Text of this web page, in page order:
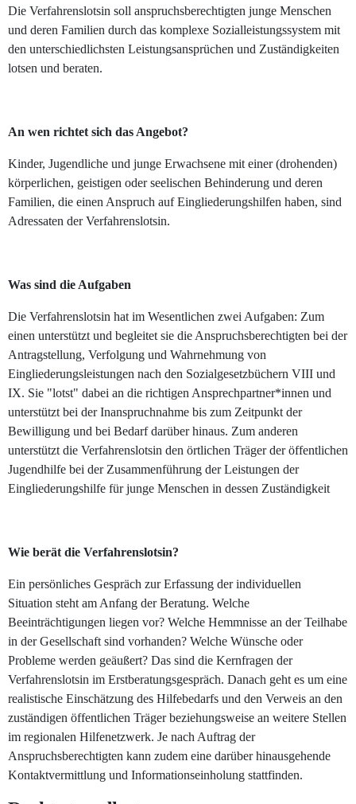
Die Verfahrenslotsin soll anspruchsberechtigten junge Menschen
und deren Familien durch das komplexe Sozialleistungssystem mit
den unterschiedlichsten Leistungsansprüchen und Zuständigkeiten
lotsen und beraten.
An wen richtet sich das Angebot?
Kinder, Jugendliche und junge Erwachsene mit einer (drohenden)
körperlichen, geistigen oder seelischen Behinderung und deren
Familien, die einen Anspruch auf Eingliederungshilfen haben, sind
Adressaten der Verfahrenslotsin.
Was sind die Aufgaben
Die Verfahrenslotsin hat im Wesentlichen zwei Aufgaben: Zum
einen unterstützt und begleitet sie die Anspruchsberechtigten bei der
Antragstellung, Verfolgung und Wahrnehmung von
Eingliederungsleistungen nach den Sozialgesetzbüchern VIII und
IX. Sie "lotst" dabei an die richtigen Ansprechpartner*innen und
unterstützt bei der Inanspruchnahme bis zum Zeitpunkt der
Bewilligung und bei Bedarf darüber hinaus. Zum anderen
unterstützt die Verfahrenslotsin den örtlichen Träger der öffentlichen
Jugendhilfe bei der Zusammenführung der Leistungen der
Eingliederungshilfe für junge Menschen in dessen Zuständigkeit
Wie berät die Verfahrenslotsin?
Ein persönliches Gespräch zur Erfassung der individuellen
Situation steht am Anfang der Beratung. Welche
Beeinträchtigungen liegen vor? Welche Hemmnisse an der Teilhabe
in der Gesellschaft sind vorhanden? Welche Wünsche oder
Probleme werden geäußert? Das sind die Kernfragen der
Verfahrenslotsin im Erstberatungsgespräch. Danach geht es um eine
realistische Einschätzung des Hilfebedarfs und den Verweis an den
zuständigen öffentlichen Träger beziehungsweise an weitere Stellen
im regionalen Hilfenetzwerk. Je nach Auftrag der
Anspruchsberechtigten kann zudem eine darüber hinausgehende
Kontaktvermittlung und Informationseinholung stattfinden.